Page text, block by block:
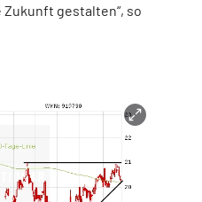
gestalten“, so